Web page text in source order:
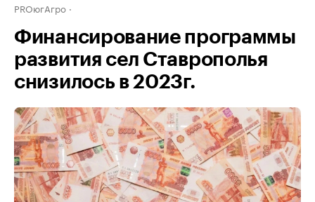
PROюгАгро
Финансирование программы
развития сел Ставрополья
снизилось в 2023г.